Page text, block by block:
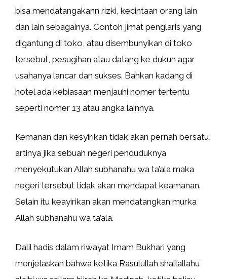
bisa mendatangakann rizki, kecintaan orang lain
dan lain sebagainya. Contoh jimat penglaris yang
digantung di toko, atau disembunyikan di toko
tersebut, pesugihan atau datang ke dukun agar
usahanya lancar dan sukses. Bahkan kadang di
hotel ada kebiasaan menjauhi nomer tertentu
seperti nomer 13 atau angka lainnya.
Kemanan dan kesyirikan tidak akan pernah bersatu,
artinya jika sebuah negeri penduduknya
menyekutukan Allah subhanahu wa ta’ala maka
negeri tersebut tidak akan mendapat keamanan.
Selain itu keayirikan akan mendatangkan murka
Allah subhanahu wa ta’ala.
Dalil hadis dalam riwayat Imam Bukhari yang
menjelaskan bahwa ketika Rasulullah shallallahu